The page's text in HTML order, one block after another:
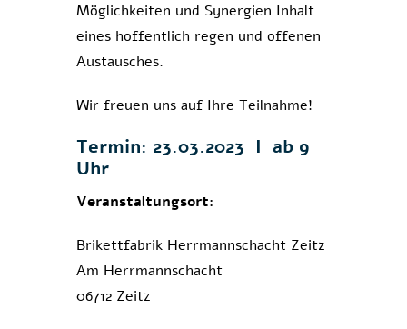
Möglichkeiten und Synergien Inhalt
eines hoffentlich regen und offenen
Austausches.
Wir freuen uns auf Ihre Teilnahme!
Termin: 23.03.2023 I ab 9
Uhr
Veranstaltungsort:
Brikettfabrik Herrmannschacht Zeitz
Am Herrmannschacht
06712 Zeitz